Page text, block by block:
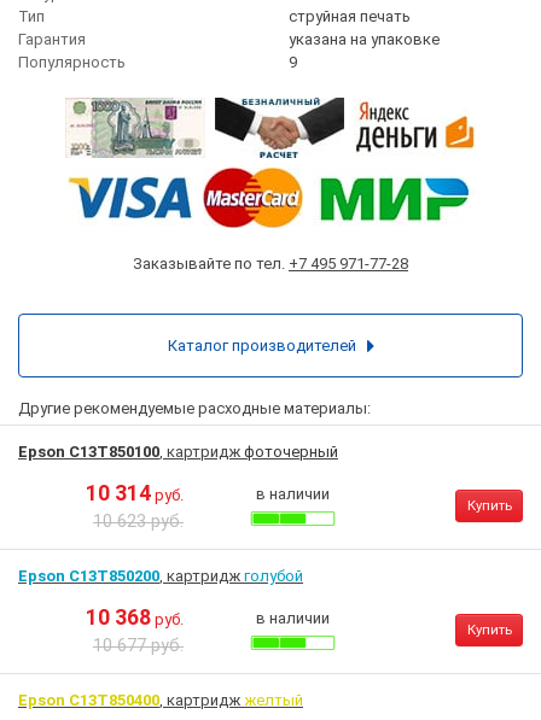
Тип
струйная печать
Гарантия
указана на упаковке
Популярность
9
Заказывайте по тел. +7 495 971-77-28
Другие рекомендуемые расходные материалы:
Epson C13T850100, картридж фоточерный
10 314 руб.
10 623 руб.
в наличии
Купить
Epson C13T850200, картридж голубой
10 368 руб.
10 677 руб.
в наличии
Купить
Epson C13T850400, картридж желтый